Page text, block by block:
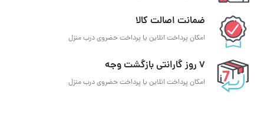
ضمانت اصالت کالا
امکان پرداخت انلاین یا پرداخت حضروی درب منزل
7 روز گارانتی بازگشت وجه
امکان پرداخت انلاین یا پرداخت حضروی درب منزل